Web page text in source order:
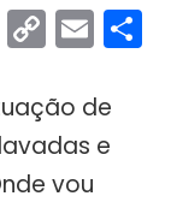
Copy
Link
de
e
vou